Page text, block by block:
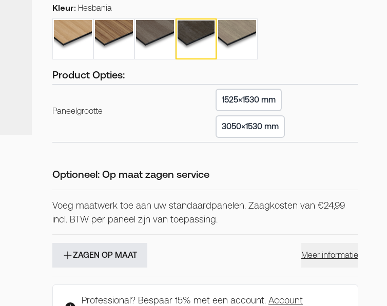
Kleur: Hesbania
Product Opties:
Paneelgrootte
1525×1530 mm
3050×1530 mm
Optioneel: Op maat zagen service
Voeg maatwerk toe aan uw standaardpanelen. Zaagkosten van €24,99
incl. BTW per paneel zijn van toepassing.
ZAGEN OP MAAT Meer informatie
Professional? Bespaar 15% met een account. Account